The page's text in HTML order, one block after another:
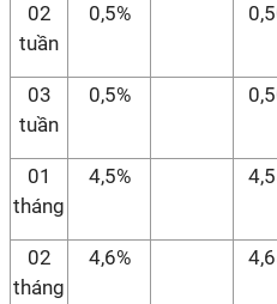
02
tuần
0,5%
03
tuần
0,5%
01
tháng
4,5%
02
tháng
4,6%